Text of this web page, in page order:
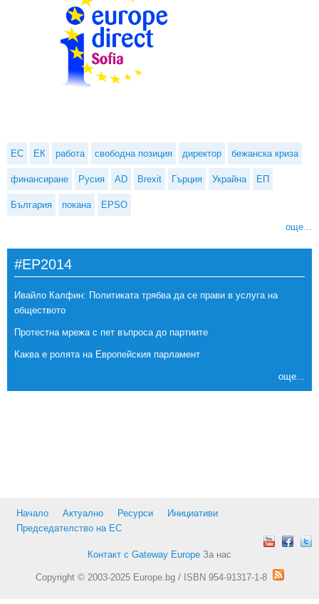
ЕС ЕК работа свободна позиция директор бежанска криза
финансиране Русия AD Brexit Гърция Украйна ЕП
България покана EPSO
още...
#EP2014
Ивайло Калфин: Политиката трябва да се прави в услуга на
обществото
Протестна мрежа с пет въпроса до партиите
Каква е ролята на Европейския парламент
още...
Начало Актуално Ресурси
Инициативи
Председателство на ЕС
Контакт с Gateway Europe За нас
Copyright © 2003-2025 Europe.bg / ISBN 954-91317-1-8